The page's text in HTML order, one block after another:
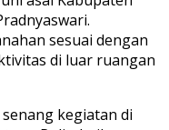
sesuai dengan
di luar ruangan
kegiatan di